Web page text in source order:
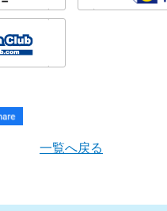
一覧へ戻る